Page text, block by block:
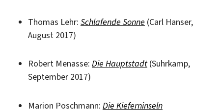
Thomas Lehr: Schlafende Sonne (Carl Hanser,
August 2017)
Robert Menasse: Die Hauptstadt(Suhrkamp,
September 2017)
Marion Poschmann: Die Kieferninseln